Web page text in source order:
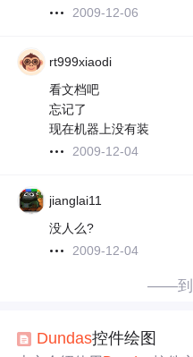
2009-12-06
rt999xiaodi
看文档吧
忘记了
现在机器上没有装
2009-12-04
jianglai11
没人么?
2009-12-04
——
Dundas控件绘图